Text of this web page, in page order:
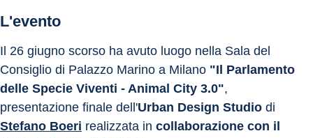
L'evento
Il 26 giugno scorso ha avuto luogo nella Sala del
Consiglio di Palazzo Marino a Milano "Il Parlamento
delle Specie Viventi - Animal City 3.0",
presentazione finale dell'Urban Design Studio di
Stefano Boeri realizzata in collaborazione con il